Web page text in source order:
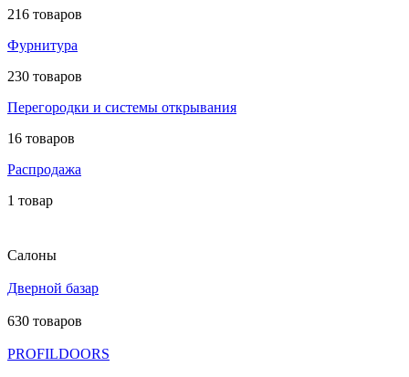
216 товаров
Фурнитура
230 товаров
Перегородки и системы открывания
16 товаров
Распродажа
1 товар
Салоны
Дверной базар
630 товаров
PROFILDOORS